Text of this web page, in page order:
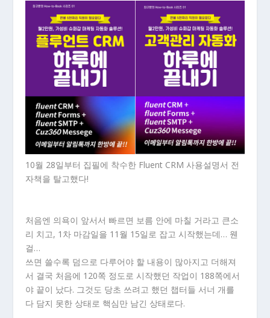
10월 28일부터 집필에 착수한 Fluent CRM 사용설명서 전
자책을 탈고했다!
처음엔 의욕이 앞서서 빠르면 보름 안에 마칠 거라고 큰소
리 치고, 1차 마감일을 11월 15일로 잡고 시작했는데… 웬
걸…
쓰면 쓸수록 덤으로 다루어야 할 내용이 많아지고 더해져
서 결국 처음에 120쪽 정도로 시작했던 작업이 188쪽에서
야 끝이 났다. 그것도 당초 쓰려고 했던 챕터들 서너 개를
다 담지 못한 상태로 핵심만 남긴 상태로다.